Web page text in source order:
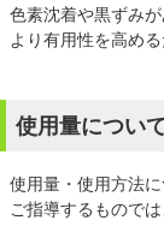
色素沈着や黒ずみ
より有用性を高め
使用量につい
使用量・使用方法
ご指導するもので